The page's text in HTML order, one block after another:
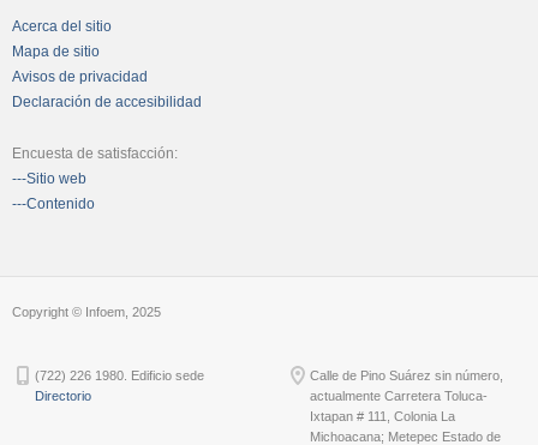
Acerca del sitio
Mapa de sitio
Avisos de privacidad
Declaración de accesibilidad
Encuesta de satisfacción:
---Sitio web
---Contenido
Copyright © Infoem, 2025
(722) 226 1980. Edificio sede
Directorio
Calle de Pino Suárez sin número,
actualmente Carretera Toluca-
Ixtapan # 111, Colonia La
Michoacana; Metepec Estado de